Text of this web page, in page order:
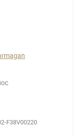
F38V00220